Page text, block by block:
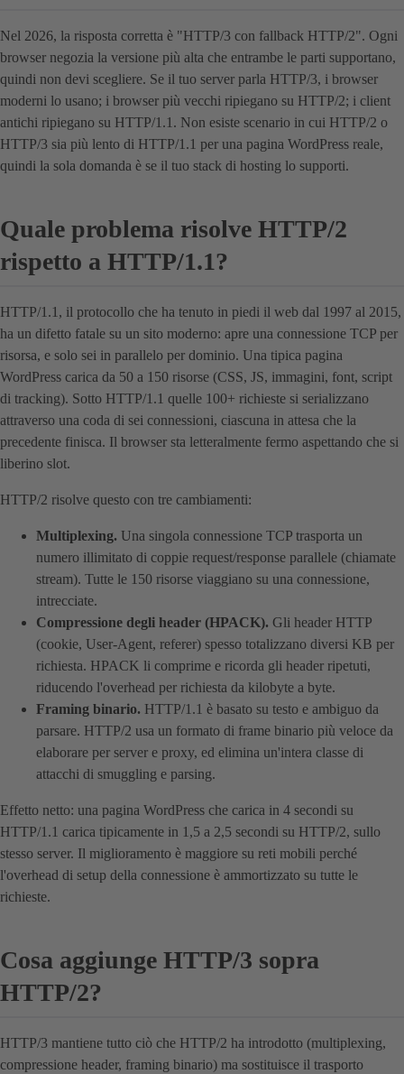
Nel 2026, la risposta corretta è "HTTP/3 con fallback HTTP/2". Ogni
browser negozia la versione più alta che entrambe le parti supportano,
quindi non devi scegliere. Se il tuo server parla HTTP/3, i browser
moderni lo usano; i browser più vecchi ripiegano su HTTP/2; i client
antichi ripiegano su HTTP/1.1. Non esiste scenario in cui HTTP/2 o
HTTP/3 sia più lento di HTTP/1.1 per una pagina WordPress reale,
quindi la sola domanda è se il tuo stack di hosting lo supporti.
Quale problema risolve HTTP/2
rispetto a HTTP/1.1?
HTTP/1.1, il protocollo che ha tenuto in piedi il web dal 1997 al 2015,
ha un difetto fatale su un sito moderno: apre una connessione TCP per
risorsa, e solo sei in parallelo per dominio. Una tipica pagina
WordPress carica da 50 a 150 risorse (CSS, JS, immagini, font, script
di tracking). Sotto HTTP/1.1 quelle 100+ richieste si serializzano
attraverso una coda di sei connessioni, ciascuna in attesa che la
precedente finisca. Il browser sta letteralmente fermo aspettando che si
liberino slot.
HTTP/2 risolve questo con tre cambiamenti:
Multiplexing. Una singola connessione TCP trasporta un
numero illimitato di coppie request/response parallele (chiamate
stream). Tutte le 150 risorse viaggiano su una connessione,
intrecciate.
Compressione degli header (HPACK). Gli header HTTP
(cookie, User-Agent, referer) spesso totalizzano diversi KB per
richiesta. HPACK li comprime e ricorda gli header ripetuti,
riducendo l'overhead per richiesta da kilobyte a byte.
Framing binario. HTTP/1.1 è basato su testo e ambiguo da
parsare. HTTP/2 usa un formato di frame binario più veloce da
elaborare per server e proxy, ed elimina un'intera classe di
attacchi di smuggling e parsing.
Effetto netto: una pagina WordPress che carica in 4 secondi su
HTTP/1.1 carica tipicamente in 1,5 a 2,5 secondi su HTTP/2, sullo
stesso server. Il miglioramento è maggiore su reti mobili perché
l'overhead di setup della connessione è ammortizzato su tutte le
richieste.
Cosa aggiunge HTTP/3 sopra
HTTP/2?
HTTP/3 mantiene tutto ciò che HTTP/2 ha introdotto (multiplexing,
compressione header, framing binario) ma sostituisce il trasporto